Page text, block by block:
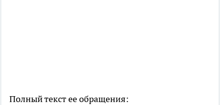
Полный текст ее обращения: